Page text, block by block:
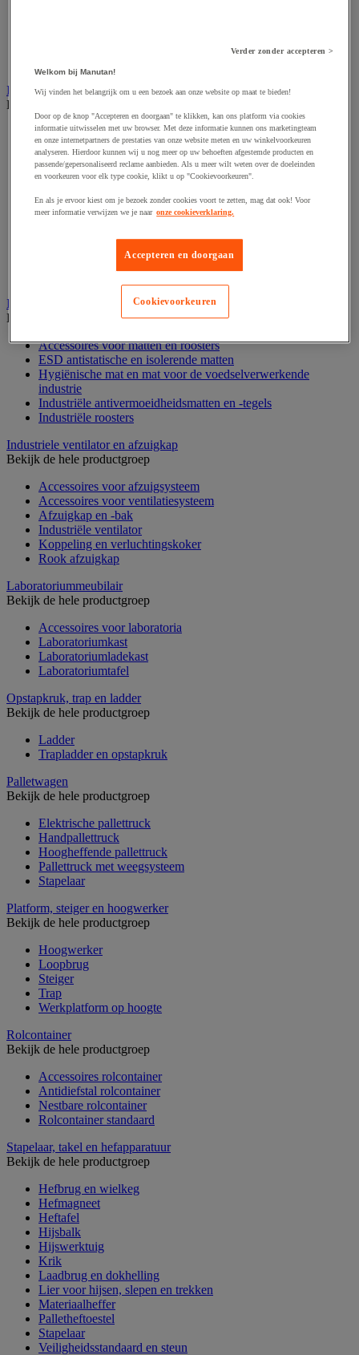
Industriële en magazijnstellingen
Bekijk de hele productgroep
Doorschuifstelling en doorrolstelling
Draagarmstelling voor lange lasten
Entresol voor magazijn
Lichte stelling
Palletstelling
Rek voor haspels en spoelen
Industriële mat, tegel en rooster
Bekijk de hele productgroep
Accessoires voor matten en roosters
ESD antistatische en isolerende matten
Hygiënische mat en mat voor de voedselverwerkende
industrie
Industriële antivermoeidheidsmatten en -tegels
Industriële roosters
Industriele ventilator en afzuigkap
Bekijk de hele productgroep
Accessoires voor afzuigsysteem
Accessoires voor ventilatiesysteem
Afzuigkap en -bak
Industriële ventilator
Koppeling en verluchtingskoker
Rook afzuigkap
Laboratoriummeubilair
Bekijk de hele productgroep
Accessoires voor laboratoria
Laboratoriumkast
Laboratoriumladekast
Laboratoriumtafel
Opstapkruk, trap en ladder
Bekijk de hele productgroep
Ladder
Trapladder en opstapkruk
Palletwagen
Bekijk de hele productgroep
Elektrische pallettruck
Handpallettruck
Hoogheffende pallettruck
Pallettruck met weegsysteem
Stapelaar
Platform, steiger en hoogwerker
Bekijk de hele productgroep
Hoogwerker
Loopbrug
Steiger
Trap
Werkplatform op hoogte
Rolcontainer
Bekijk de hele productgroep
Accessoires rolcontainer
Antidiefstal rolcontainer
Nestbare rolcontainer
Rolcontainer standaard
Stapelaar, takel en hefapparatuur
Bekijk de hele productgroep
Hefbrug en wielkeg
Hefmagneet
Heftafel
Hijsbalk
Hijswerktuig
Krik
Laadbrug en dokhelling
Lier voor hijsen, slepen en trekken
Materiaalheffer
Palletheftoestel
Stapelaar
Veiligheidsstandaard en steun
Verder zonder accepteren >
Welkom bij Manutan!
Wij vinden het belangrijk om u een bezoek aan onze website op maat te bieden!
Door op de knop "Accepteren en doorgaan" te klikken, kan ons platform via cookies
informatie uitwisselen met uw browser. Met deze informatie kunnen ons marketingteam
en onze internetpartners de prestaties van onze website meten en uw winkelvoorkeuren
analyseren. Hierdoor kunnen wij u nog meer op uw behoeften afgestemde producten en
passende/gepersonaliseerd reclame aanbieden. Als u meer wilt weten over de doeleinden
en voorkeuren voor elk type cookie, klikt u op "Cookievoorkeuren".
En als je ervoor kiest om je bezoek zonder cookies voort te zetten, mag dat ook! Voor
meer informatie verwijzen we je naar onze cookieverklaring.
Accepteren en doorgaan
Cookievoorkeuren